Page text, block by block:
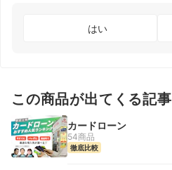
はい
この商品が出てくる記事
カードローン
54商品
徹底比較